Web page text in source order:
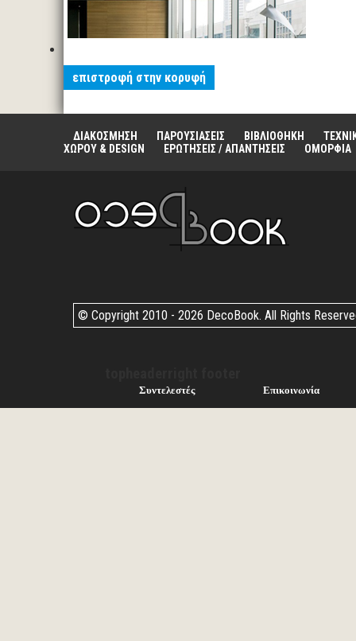
επιστροφή στην κορυφή
ΔΙΑΚΟΣΜΗΣΗ ΠΑΡΟΥΣΙΑΣΕΙΣ ΒΙΒΛΙΟΘΗΚΗ
ΧΩΡΟΥ & DESIGN
ΕΡΩΤΗΣΕΙΣ / ΑΠΑΝΤΗΣΕΙΣ ΟΜΟΡΦΙΑ
© Copyright 2010 - 2026 DecoBook. All Rights
Συντελεστές Επικοινωνία